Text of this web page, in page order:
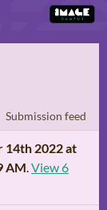
Submission feed
14th 2022 at
AM.View 6